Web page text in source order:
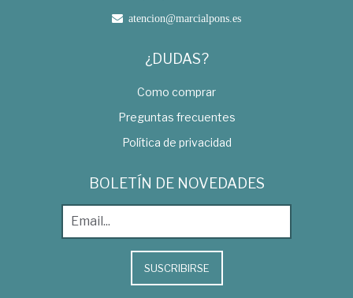
atencion@marcialpons.es
¿DUDAS?
Como comprar
Preguntas frecuentes
Política de privacidad
BOLETÍN DE NOVEDADES
SUSCRIBIRSE